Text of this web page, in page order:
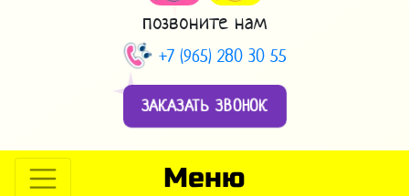
позвоните нам
+7 (965) 280 30 55
ЗАКАЗАТЬ ЗВОНОК
Меню